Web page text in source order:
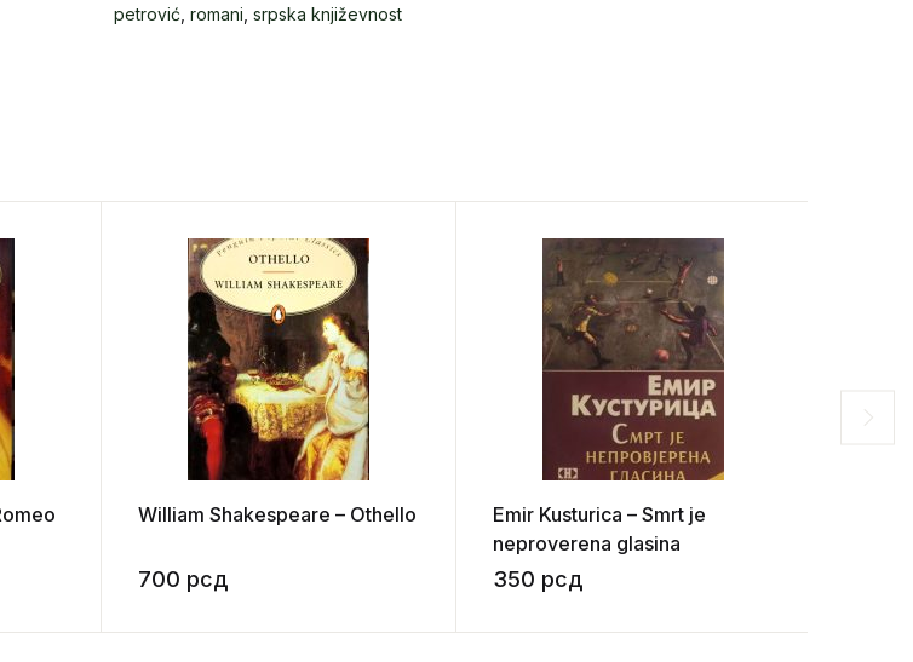
petrović romani srpska književnost
William Shakespeare – Othello
700 рсд
Emir Kusturica – Smrt je
neproverena glasina
350 рсд